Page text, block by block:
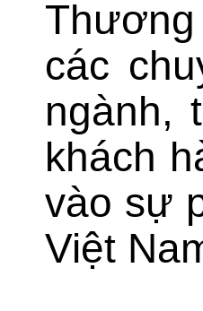
các
ngành,
khách
vào sự
Việt